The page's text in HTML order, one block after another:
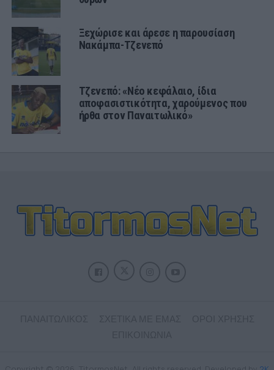
Ξεχώρισε και άρεσε η παρουσίαση
Νακάμπα-Τζενεπό
Τζενεπό: «Νέο κεφάλαιο, ίδια
αποφασιστικότητα, χαρούμενος που
ήρθα στον Παναιτωλικό»